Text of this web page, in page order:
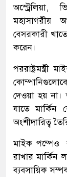
অস্ট্রেলিয়া,
মহাসাগরীয়
বেসরকারী
করেন।
পররাষ্ট্রমন্ত্রী
দেওয়া হয়
যাতে মার্কিন
অংশীদারিত্ব
মাইক পম্পেও
রাখার মার্কিন
ব্যবসায়িক